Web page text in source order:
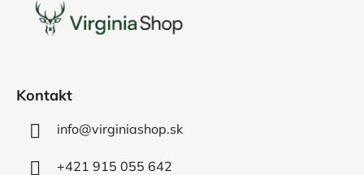
Kontakt
info@virginiashop.sk
+421 915 055 642